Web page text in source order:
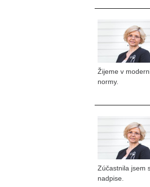
Žijeme v
normy.
Zúčastnila jsem
nadpise.